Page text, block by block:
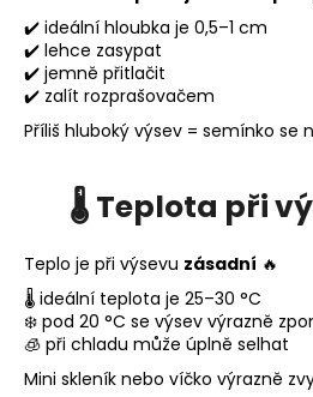
✔️ ideální hloubka je 0,5–1 cm
✔️ lehce zasypat
✔️ jemně přitlačit
✔️ zalít rozprašovačem
Příliš hluboký výsev = semínko se
🌡️ Teplota při
Teplo je při výsevu zásadní 🔥
🌡️ ideální teplota je 25–30 °C
❄️ pod 20 °C se výsev výrazně
🧊 při chladu může úplně selhat
Mini skleník nebo víčko výrazně